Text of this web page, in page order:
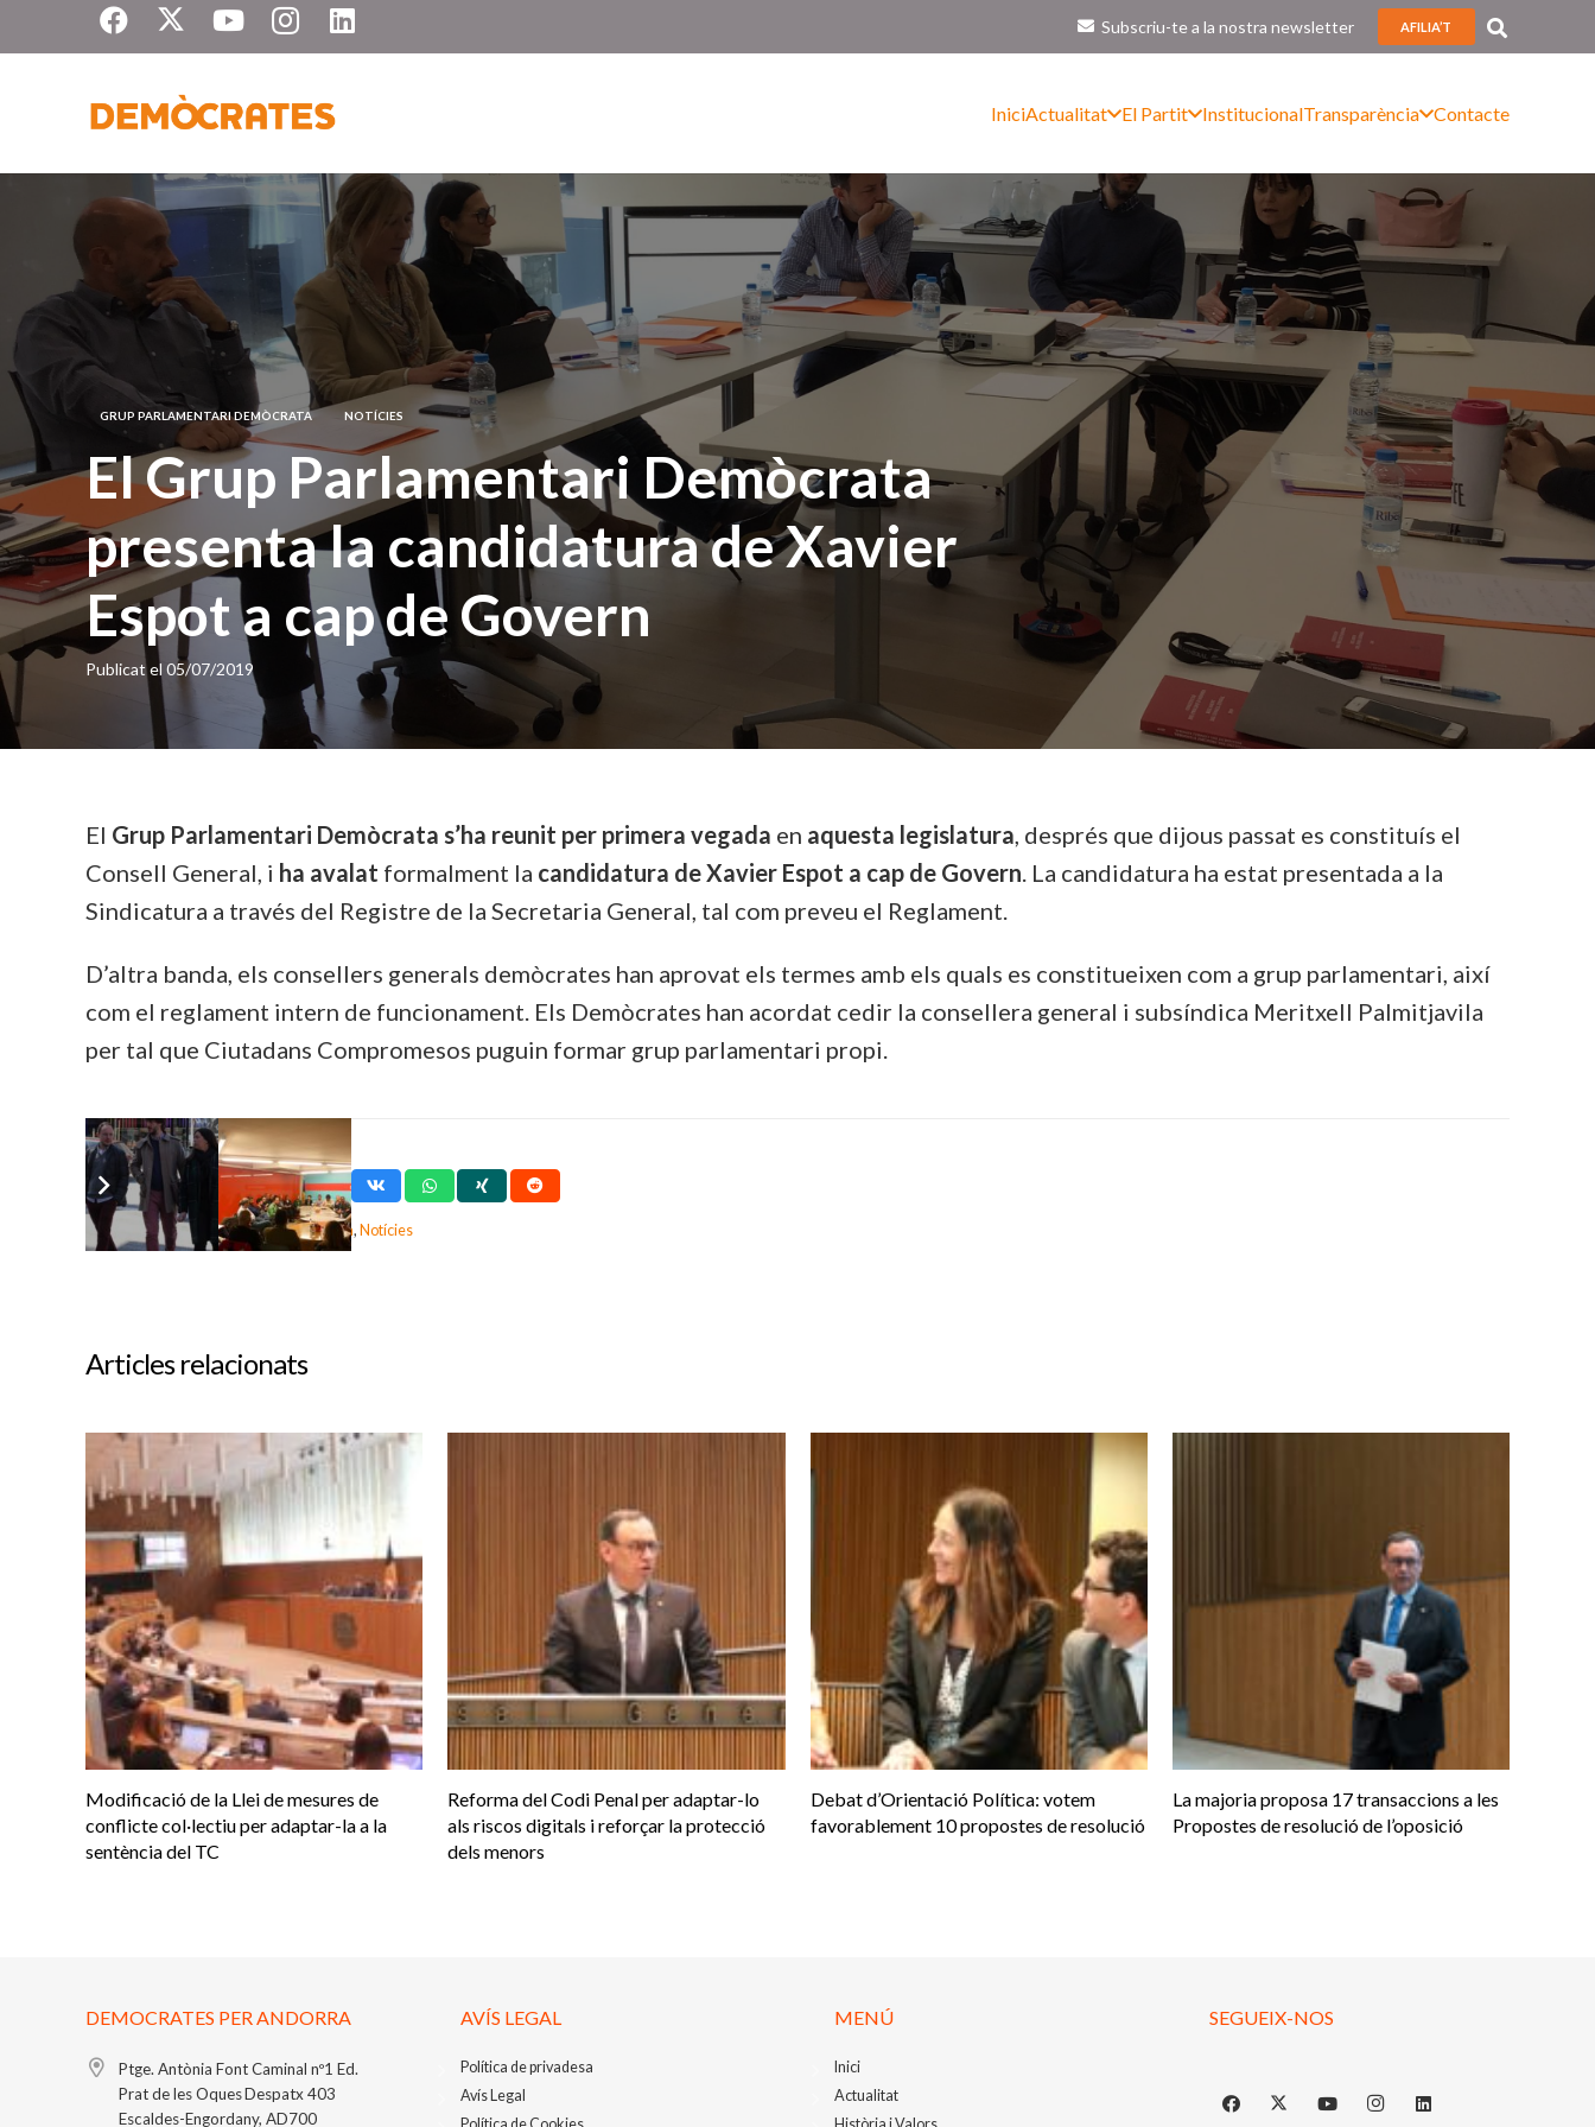
Subscriu-te a la nostra newsletter AFILIA’T
IniciActualitat El Partit InstitucionalTransparència Contacte
GRUP PARLAMENTARI DEMÒCRATA NOTÍCIES
El Grup Parlamentari Demòcrata
presenta la candidatura de Xavier
Espot a cap de Govern
Publicat el 05/07/2019
El Grup Parlamentari Demòcrata s’ha reunit per primera vegada en aquesta legislatura, després que dijous passat es constituís el
Consell General, i ha avalat formalment la candidatura de Xavier Espot a cap de Govern. La candidatura ha estat presentada a la
Sindicatura a través del Registre de la Secretaria General, tal com preveu el Reglament.
D’altra banda, els consellers generals demòcrates han aprovat els termes amb els quals es constitueixen com a grup parlamentari, així
com el reglament intern de funcionament. Els Demòcrates han acordat cedir la consellera general i subsíndica Meritxell Palmitjavila
per tal que Ciutadans Compromesos puguin formar grup parlamentari propi.
Etiquetes: Grup Parlamentari Demòcrata, Notícies
Articles relacionats
Modificació de la Llei de mesures de
conflicte col·lectiu per adaptar-la a la
sentència del TC
Reforma del Codi Penal per adaptar-lo
als riscos digitals i reforçar la protecció
dels menors
Debat d’Orientació Política: votem
favorablement 10 propostes de resolució
La majoria proposa 17 transaccions a les
Propostes de resolució de l’oposició
DEMOCRATES PER ANDORRA
Ptge. Antònia Font Caminal nº1 Ed.
Prat de les OquesDespatx 403
Escaldes-Engordany, AD700
AVÍS LEGAL
Política de privadesa
Avís Legal
MENÚ
Inici
Actualitat
SEGUEIX-NOS